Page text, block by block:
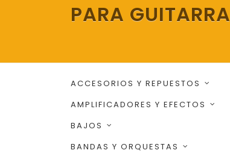
PARA GUITARRA
ACCESORIOS Y REPUESTOS
AMPLIFICADORES Y EFECTOS
BAJOS
BANDAS Y ORQUESTAS